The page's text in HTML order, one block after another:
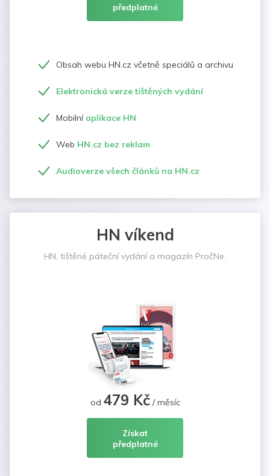
předplatné
Obsah webu HN.cz včetně speciálů a archivu
Elektronická verze tištěných vydání
Mobilní aplikace HN
Web HN.cz bez reklam
Audioverze všech článků na HN.cz
HN víkend
HN, tištěné páteční vydání a magazín PročNe.
od 479 Kč/ měsíc
Získat
předplatné